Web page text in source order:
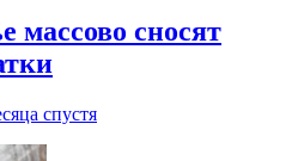
массово сносят
спустя